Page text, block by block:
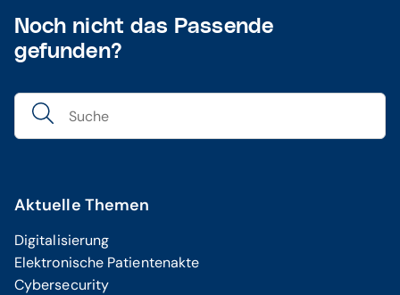
Noch nicht das Passende
gefunden?
Aktuelle Themen
Digitalisierung
Elektronische Patientenakte
Cybersecurity